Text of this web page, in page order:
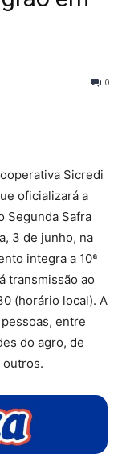
0
Sicredi
oficializará a
Segunda Safra
3 de junho, na
integra a 10ª
transmissão ao
(horário local). A
entre
do agro, de
outros.